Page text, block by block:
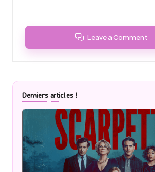
Leave a Comment
Derniers articles !